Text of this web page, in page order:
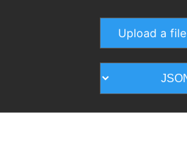
Upload a file